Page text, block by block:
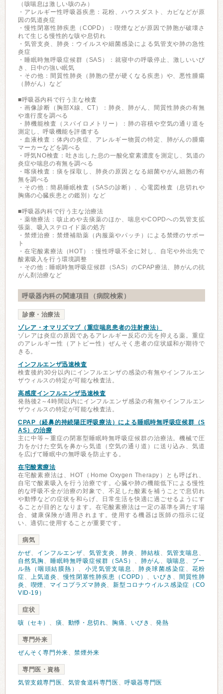
（咳喘息は激しい咳のみ）
・アレルギー性呼吸器疾患：花粉、ハウスダスト、カビなどが原
因の気道炎症
・慢性閉塞性肺疾患（COPD）：喫煙などが原因で肺胞が破壊さ
れて生じる慢性的な咳や息切れ
・気管支炎、肺炎：ウイルスや細菌感染による気管支や肺の急性
炎症
・睡眠時無呼吸症候群（SAS）：就寝中の呼吸停止、激しいいび
き、日中の強い眠気
・その他：間質性肺炎（肺胞の壁が硬くなる疾患）や、悪性腫瘍
（肺がん）など
■呼吸器内科で行う主な検査
・画像診断（胸部X線、CT）：肺炎、肺がん、間質性肺炎の有無
や進行度を調べる
・肺機能検査（スパイロメトリー）：肺の容積や空気の通り道を
測定し、呼吸機能を評価する
・血液検査：体内の炎症、アレルギー物質の特定、肺がんの腫瘍
マーカーなどを調べる
・呼気NO検査：吐き出した息の一酸化窒素濃度を測定し、気道の
炎症や喘息の有無を調べる
・喀痰検査：痰を採取し、肺炎の原因となる細菌やがん細胞の有
無を調べる
・その他：簡易睡眠検査（SASの診断）、心電図検査（息切れや
胸痛の心臓疾患との鑑別）など
■呼吸器内科で行う主な治療法
・薬物療法：咳止めや去痰薬のほか、喘息やCOPDへの気管支拡
張薬、吸入ステロイド薬の処方
・禁煙治療：禁煙補助薬（内服薬やパッチ）による禁煙のサポー
ト
・在宅酸素療法（HOT）：慢性呼吸不全に対し、自宅や外出先で
酸素吸入を行う環境調整
・その他：睡眠時無呼吸症候群（SAS）のCPAP療法、肺がんの抗
がん剤治療など
呼吸器内科の関連項目（病院検索）
診療・治療法
ゾレア・オマリズマブ（重症喘息患者の注射療法）
ゾレアは炎症の原因であるアレルギー反応の元を抑える薬。重症
のアレルギー性（アトピー性）ぜんそく患者の症状緩和が期待で
きる。
インフルエンザ迅速検査
検査後約30分以内にインフルエンザの感染の有無やインフルエン
ザウィルスの特定が可能な検査法。
高感度インフルエンザ迅速検査
発熱後2～4時間以内にインフルエンザ感染の有無やインフルエン
ザウィルスの特定が可能な検査法。
CPAP（経鼻的持続陽圧呼吸療法）による睡眠時無呼吸症候群（S
AS）の治療
主に中等～重症の閉塞型睡眠時無呼吸症候群の治療法。機械で圧
力をかけた空気を鼻から気道（空気の通り道）に送り込み、気道
を広げて睡眠中の無呼吸を防止する。
在宅酸素療法
在宅酸素療法は、HOT（Home Oxygen Therapy）とも呼ばれ、
自宅で酸素吸入を行う治療です。心臓や肺の機能低下による慢性
的な呼吸不全が治療の対象で、不足した酸素を補うことで息切れ
や動悸などの症状を和らげ、日常生活を快適に過ごせるようにす
ることが目的となります。在宅酸素療法は一定の基準を満たす場
合、健康保険が適用されます。使用する機器は医師の指示に従
い、適切に使用することが重要です。
病気
かぜ、 インフルエンザ、 気管支炎 、 肺炎 、 肺結核、 気管支喘息 、
自然気胸 、 睡眠時無呼吸症候群（SAS） 、 肺がん 、 咳喘息 、 プー
ル熱（咽頭結膜熱） 、 小児気管支喘息 、 肺炎球菌感染症 、 花粉
症、上気道炎 、慢性閉塞性肺疾患（COPD） 、 いびき 、 間質性肺
炎 、 喫煙 、 マイコプラズマ肺炎、新型コロナウイルス感染症（CO
VID-19）
症状
咳（セキ） 、 痰、 動悸・息切れ、 胸痛、 いびき 、発熱
専門外来
ぜんそく専門外来、禁煙外来
専門医・資格
気管支鏡専門医、 気管食道科専門医 、呼吸器専門医